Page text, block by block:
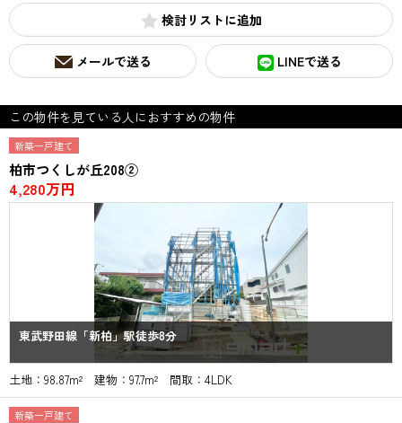
検討リスト
メールで送る LINEで送る
この物件を見ている人におすすめの物件
新築一戸建て
柏市つくしが丘208②
4,280万円
東武野田線「新柏」駅徒歩8分
土地：98.87m² 建物：97.7m² 間取：4LDK
新築一戸建て